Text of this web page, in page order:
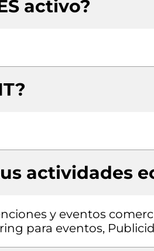
activo?
actividades
y eventos
para eventos,